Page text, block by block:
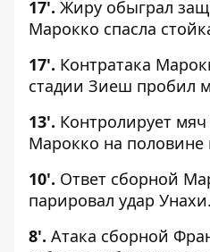
17'. Жиру обыграл
Марокко спасла
17'. Контратака
стадии Зиеш пробил
13'. Контролирует
Марокко на половине
10'. Ответ сборной
парировал удар Унахи.
8'. Атака сборной